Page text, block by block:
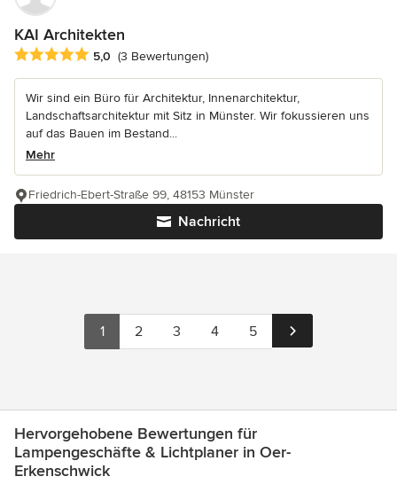
KAI Architekten
Durchschnittliche Bewertung: 5 von 5 Sternen
5,0 (3 Bewertungen)
Wir sind ein Büro für Architektur, Innenarchitektur,
Landschaftsarchitektur mit Sitz in Münster. Wir fokussieren uns
auf das Bauen im Bestand...
Mehr
Nachricht
Friedrich-Ebert-Straße 99, 48153 Münster
1 2 3 4 5
Hervorgehobene Bewertungen für
Lampengeschäfte & Lichtplaner in Oer-
Erkenschwick